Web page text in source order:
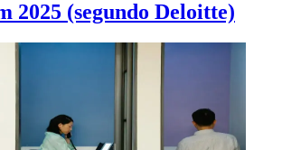
2025 (segundo Deloitte)